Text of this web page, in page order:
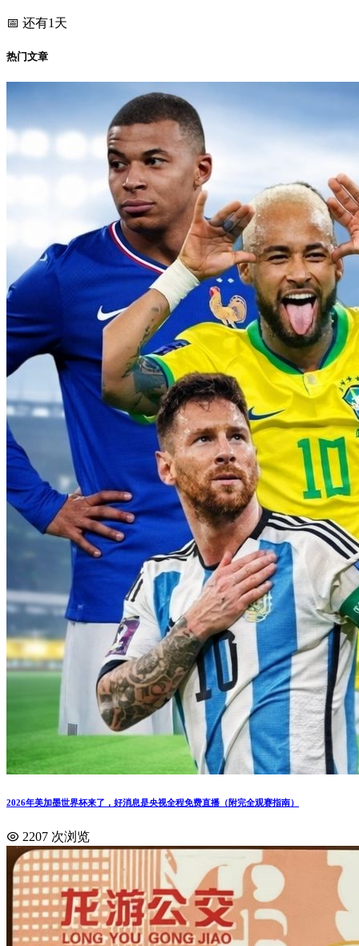
📅 还有1天
热门文章
2026年美加墨世界杯来了，好消息是央视全程免费直播（附完全观赛指南）
2207 次浏览